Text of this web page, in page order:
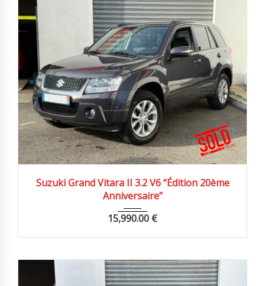
Suzuki Grand Vitara II 3.2 V6 “Édition 20ème
Anniversaire”
15,990.00 €